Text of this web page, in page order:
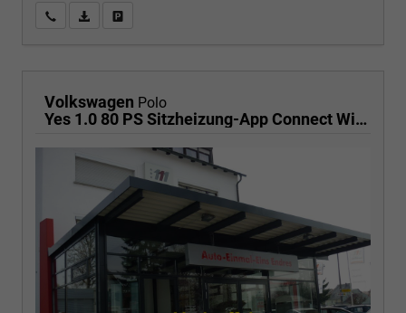
Wir rufen Sie anPDF-Fahrzeugexposé drucken
Volkswagen Polo
Yes 1.0 80 PS Sitzheizung-App Connect Wireless-Einparkhilfe-Klima-Sofort